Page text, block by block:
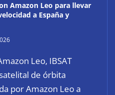
Amazon Leo para llevar
a España y
Leo, IBSAT
de órbita
por Amazon Leo a